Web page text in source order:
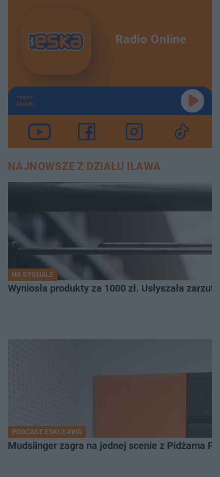
Radio Online
TERAZ
GRAMY
NAJNOWSZE Z DZIAŁU IŁAWA
NA SYGNALE
Wyniosła produkty za 1000 zł. Usłyszała zarzuty
PODCAST ESKI IŁAWA
Mudslinger zagra na jednej scenie z Pidżama